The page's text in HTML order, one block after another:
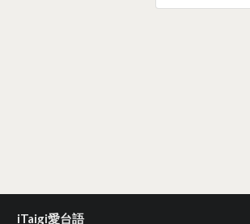
iTaigi愛台語